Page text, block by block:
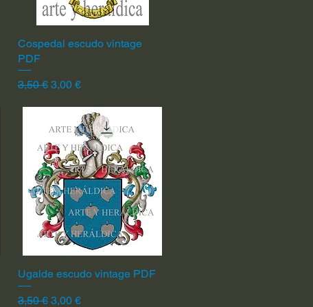
Vista rápida
Cospedal escudo vintage
PDF
Precio
3,50 € Precio de oferta
3,00 €
Vista rápida
Ugalde escudo vintage PDF
Precio
3,50 € Precio de oferta
3,00 €